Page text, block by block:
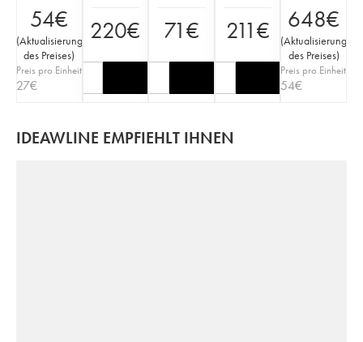
54€
(Aktualisierung
des Preises)
Preis pro Einheit
27€
220€ 71€ 211€ 648€
(Aktualisierung
des Preises)
Preis pro Einheit
54€
IDEAWLINE EMPFIEHLT IHNEN